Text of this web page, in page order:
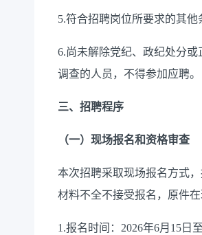
5.符合招聘岗位所要求的其他
6.尚未解除党纪、政纪处分
调查的人员，不得参加应聘。
三、招聘程序
（一）现场报名和资格审查
本次招聘采取现场报名方式
材料不全不接受报名，原件
1.报名时间： 2026年6月 15 日至